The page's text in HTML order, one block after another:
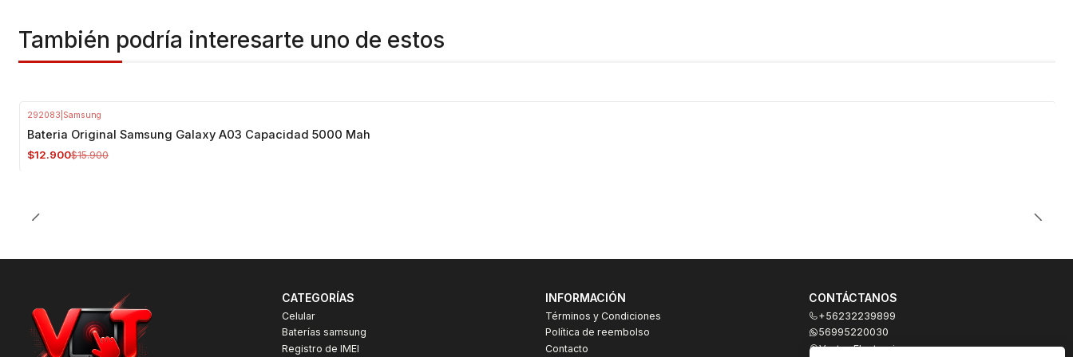
También podría interesarte uno de estos
292083 Samsung
Bateria Original Samsung Galaxy A03 Capacidad 5000 Mah
$12.900$15.900
CATEGORÍAS
Celular
Baterías samsung
Registro de IMEI
INFORMACIÓN
Términos y Condiciones
Política de reembolso
Contacto
CONTÁCTANOS
+56232239899
56995220030
Ventas Electronicas